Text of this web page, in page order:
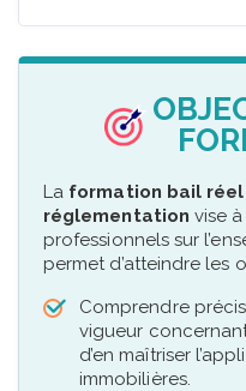
La formation bail réel
réglementation vise
professionnels sur
permet d’atteindre les
Comprendre
vigueur
d’en maîtriser
immobilières.